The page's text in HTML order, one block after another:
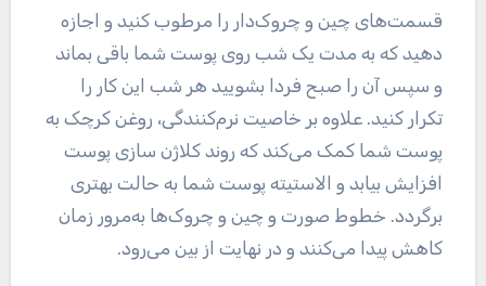
قسمت‌های چین و چروک‌دار را مرطوب کنید و اجازه
دهید که به مدت یک شب روی پوست شما باقی بماند
و سپس آن را صبح فردا بشویید هر شب این کار را
تکرار کنید. علاوه بر خاصیت نرم‌کنندگی، روغن کرچک به
پوست شما کمک می‌کند که روند کلاژن سازی پوست
افزایش بیابد و الاستیته پوست شما به حالت بهتری
برگردد. خطوط صورت و چین و چروک‌ها به‌مرور زمان
کاهش پیدا می‌کنند و در نهایت از بین می‌رود.